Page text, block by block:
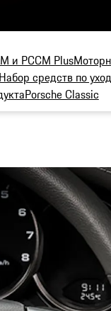
и PCCM Plus
средств по
Porsche Classic